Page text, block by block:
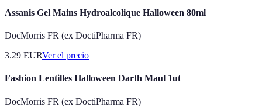
Assanis Gel Mains Hydroalcolique Halloween 80ml
DocMorris FR (ex DoctiPharma FR)
3.29 EURVer el precio
Fashion Lentilles Halloween Darth Maul 1ut
DocMorris FR (ex DoctiPharma FR)